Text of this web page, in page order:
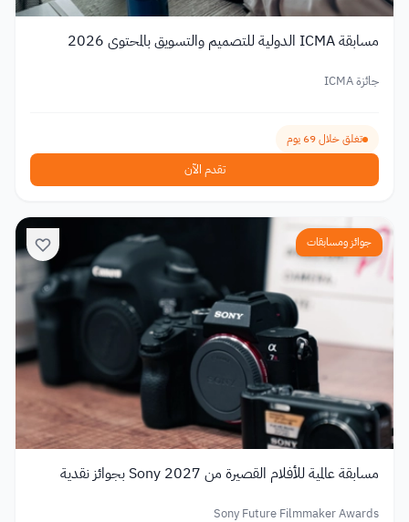
مسابقة ICMA الدولية للتصميم والتسويق بالمحتوى 2026
جائزة ICMA
تغلق خلال 69 يوم
تقدم الآن
جوائز ومسابقات
مسابقة عالمية للأفلام القصيرة من Sony 2027 بجوائز نقدية
Sony Future Filmmaker Awards